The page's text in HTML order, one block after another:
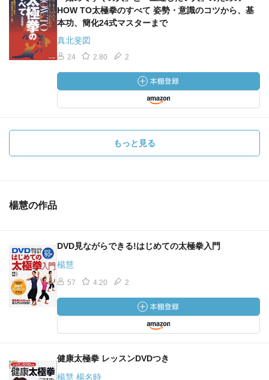
HOW TO太極拳のすべて 姿勢・意識のコツから、基
本功、簡化24式マスターまで
真北斐図
24 2.80 2
もっと見る
楊慧の作品
DVD見ながらできる!はじめての太極拳入門
楊慧
57 4.20 2
健康太極拳 レッスンDVDつき
楊慧 楊名時